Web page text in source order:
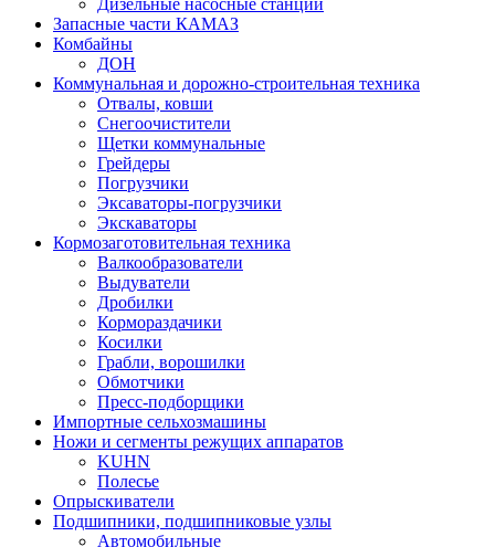
Дизельные насосные станции
Запасные части КАМАЗ
Комбайны
ДОН
Коммунальная и дорожно-строительная техника
Отвалы, ковши
Снегоочистители
Щетки коммунальные
Грейдеры
Погрузчики
Эксаваторы-погрузчики
Экскаваторы
Кормозаготовительная техника
Валкообразователи
Выдуватели
Дробилки
Кормораздачики
Косилки
Грабли, ворошилки
Обмотчики
Пресс-подборщики
Импортные сельхозмашины
Ножи и сегменты режущих аппаратов
KUHN
Полесье
Опрыскиватели
Подшипники, подшипниковые узлы
Автомобильные